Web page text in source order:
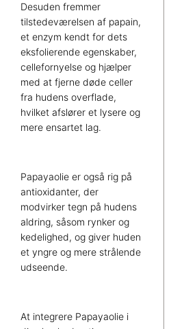
Desuden fremmer
tilstedeværelsen af papain,
et enzym kendt for dets
eksfolierende egenskaber,
cellefornyelse og hjælper
med at fjerne døde celler
fra hudens overflade,
hvilket afslører et lysere og
mere ensartet lag.
Papayaolie er også rig på
antioxidanter, der
modvirker tegn på hudens
aldring, såsom rynker og
kedelighed, og giver huden
et yngre og mere strålende
udseende.
At integrere Papayaolie i